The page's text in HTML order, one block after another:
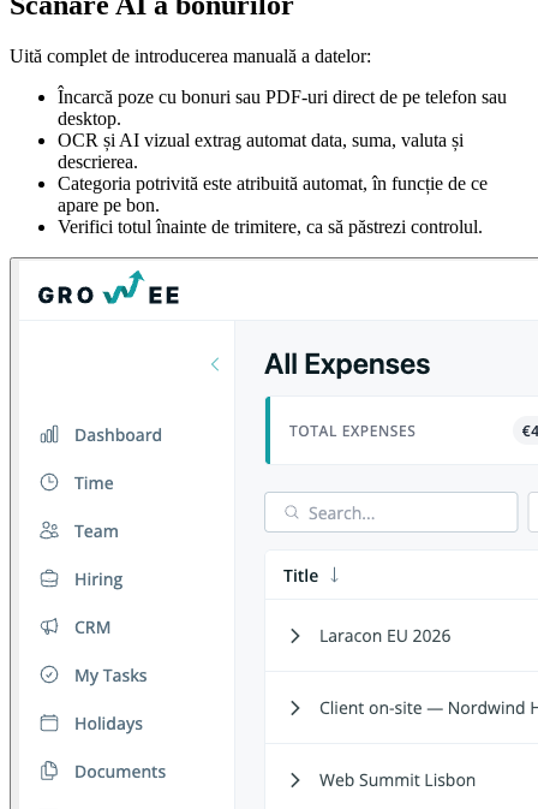
Uită complet de introducerea manuală a datelor:
Încarcă poze cu bonuri sau PDF-uri direct de pe telefon sau
desktop.
OCR și AI vizual extrag automat data, suma, valuta și
descrierea.
Categoria potrivită este atribuită automat, în funcție de ce
apare pe bon.
Verifici totul înainte de trimitere, ca să păstrezi controlul.